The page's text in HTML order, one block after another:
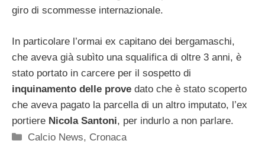
giro di scommesse internazionale.
In particolare l’ormai ex capitano dei bergamaschi,
che aveva già subìto una squalifica di oltre 3 anni, è
stato portato in carcere per il sospetto di
inquinamento delle prove dato che è stato scoperto
che aveva pagato la parcella di un altro imputato, l’ex
portiere Nicola Santoni, per indurlo a non parlare.
Categorie
Calcio News, Cronaca